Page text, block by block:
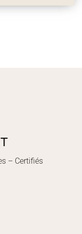
– Certifiés